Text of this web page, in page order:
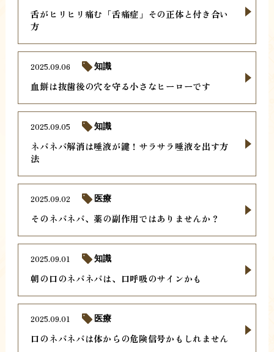
舌がヒリヒリ痛む「舌痛症」その正体と付き合い
方
血餅は抜歯後の穴を守る小さなヒーローです
2025.09.06 知識
ネバネバ解消は唾液が鍵！サラサラ唾液を出す方
法
2025.09.05 知識
そのネバネバ、薬の副作用ではありませんか？
2025.09.02 医療
朝の口のネバネバは、口呼吸のサインかも
2025.09.01 知識
口のネバネバは体からの危険信号かもしれません
2025.09.01 医療